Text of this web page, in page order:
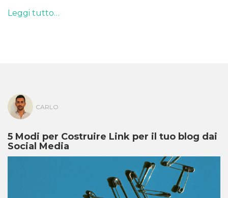
Leggi tutto…
CARLO
5 Modi per Costruire Link per il tuo blog dai
Social Media